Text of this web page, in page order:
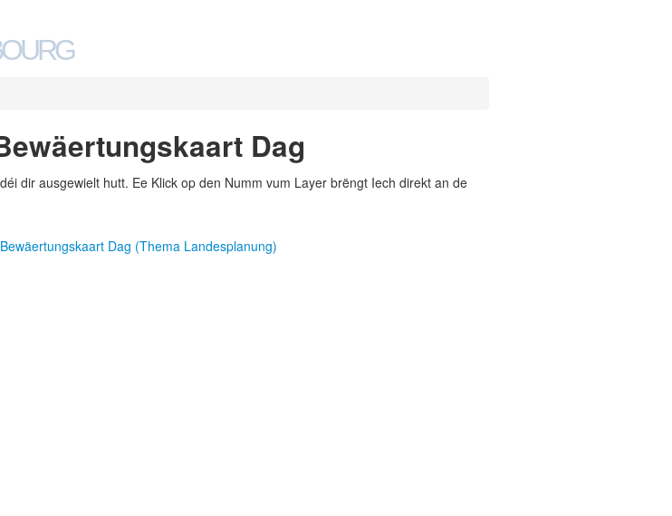
Dag
dir ausgewielt hutt. Ee Klick op den Numm vum Layer brëngt Iech direkt an de
Bewäertungskaart Dag (Thema Landesplanung)